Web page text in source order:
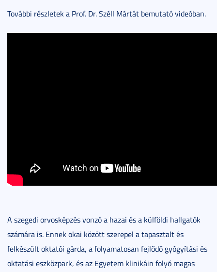
További részletek a Prof. Dr. Széll Mártát bemutató videóban.
A szegedi orvosképzés vonzó a hazai és a külföldi hallgatók
számára is. Ennek okai között szerepel a tapasztalt és
felkészült oktatói gárda, a folyamatosan fejlődő gyógyítási és
oktatási eszközpark, és az Egyetem klinikáin folyó magas